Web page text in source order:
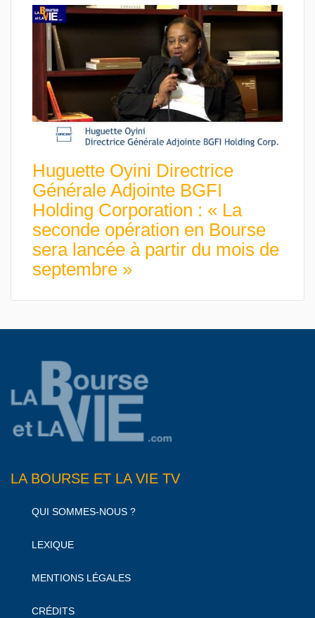
Huguette Oyini Directrice
Générale Adjointe BGFI
Holding Corporation : « La
seconde opération en Bourse
sera lancée à partir du mois de
septembre »
LA BOURSE ET LA VIE TV
QUI SOMMES-NOUS ?
LEXIQUE
MENTIONS LÉGALES
CRÉDITS